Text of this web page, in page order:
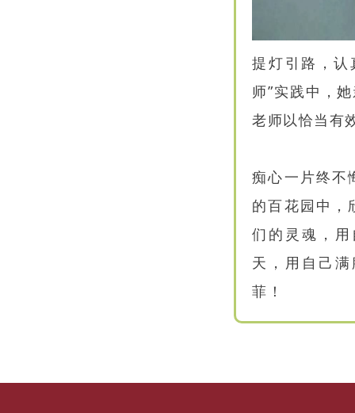
提灯引路，认
师”实践中，
老师以恰当有
痴心一片终不
的百花园中，
们的灵魂，
天，用自己
菲！